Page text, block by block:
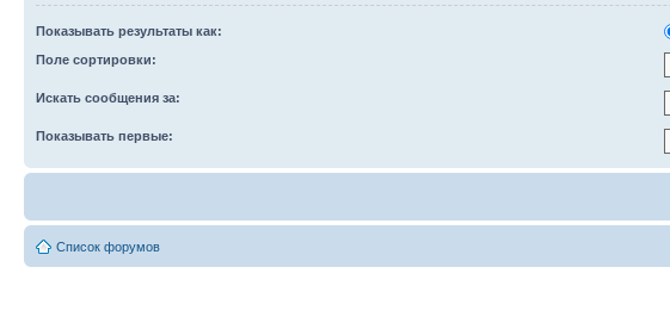
Показывать результаты как:
Поле сортировки:
Искать сообщения за:
Показывать первые:
Список форумов